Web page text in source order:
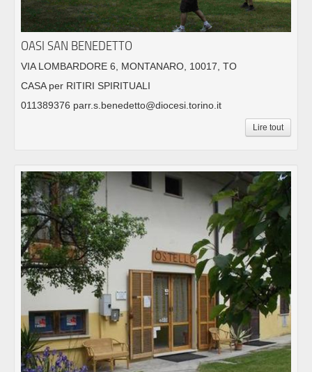
OASI SAN BENEDETTO
VIA LOMBARDORE 6, MONTANARO, 10017, TO
CASA per RITIRI SPIRITUALI
011389376 parr.s.benedetto@diocesi.torino.it
Lire tout